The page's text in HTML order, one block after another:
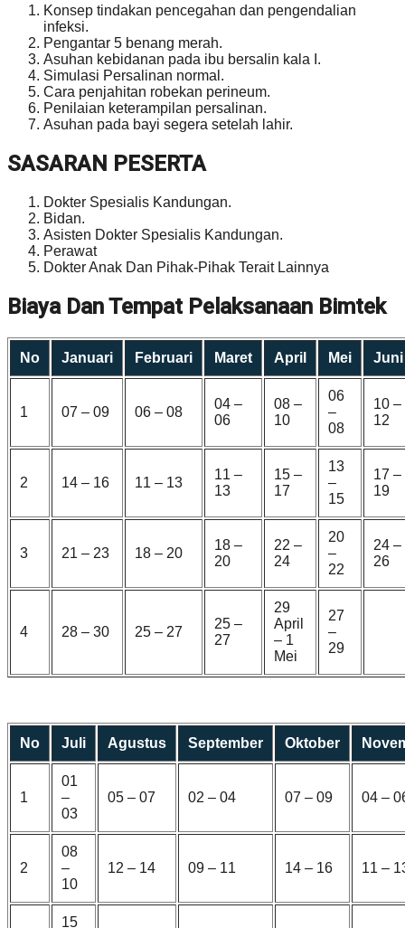
Konsep tindakan pencegahan dan pengendalian
infeksi.
Pengantar 5 benang merah.
Asuhan kebidanan pada ibu bersalin kala I.
Simulasi Persalinan normal.
Cara penjahitan robekan perineum.
Penilaian keterampilan persalinan.
Asuhan pada bayi segera setelah lahir.
SASARAN PESERTA
Dokter Spesialis Kandungan.
Bidan.
Asisten Dokter Spesialis Kandungan.
Perawat
Dokter Anak Dan Pihak-Pihak Terait Lainnya
Biaya Dan Tempat Pelaksanaan Bimtek
No Januari Februari Maret April Mei Juni
1 07 – 09 06 – 08
04 –
06
08 –
10
06
–
08
10 –
12
2 14 – 16 11 – 13
11 –
13
15 –
17
13
–
15
17 –
19
3 21 – 23 18 – 20
18 –
20
22 –
24
20
–
22
24 –
26
4 28 – 30 25 – 27
25 –
27
29
April
– 1
Mei
27
–
29
No Juli Agustus September Oktober
1
01
–
03
05 – 07 02 – 04 07 – 09 04 –
2
08
–
10
12 – 14 09 – 11 14 – 16 11 –
15